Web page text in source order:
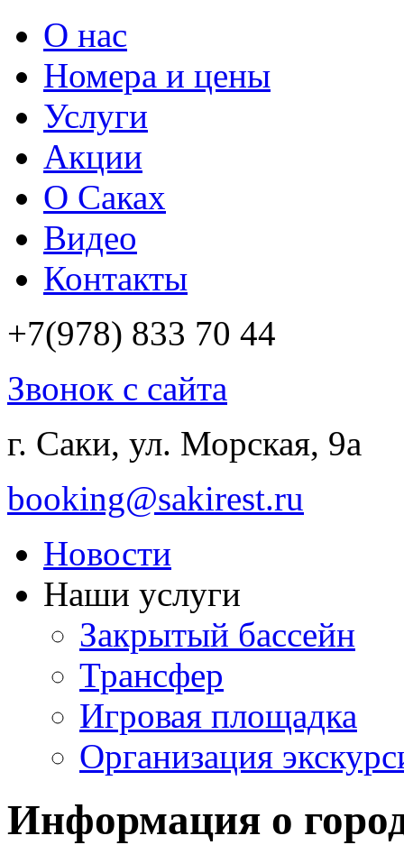
О нас
Номера и цены
Услуги
Акции
О Саках
Видео
Контакты
+7(978) 833 70 44
Звонок с сайта
г. Саки, ул. Морская, 9а
booking@sakirest.ru
Новости
Наши услуги
Закрытый бассейн
Трансфер
Игровая площадка
Организация
Информация о